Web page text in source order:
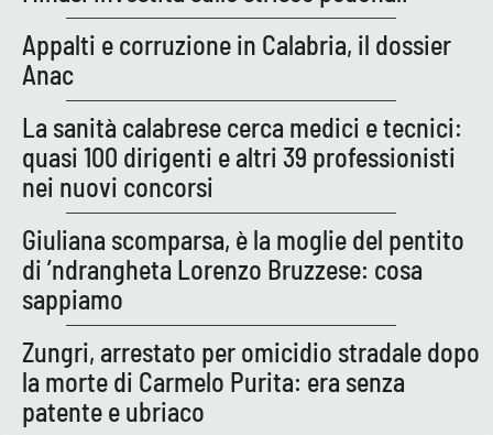
EDIZIONI
LOCALI
Catanzaro
Crotone
Vibo Valentia
Reggio Calabria
Cosenza
Lamezia Terme
Appalti e corruzione in Calabria, il dossier
Anac
La sanità calabrese cerca medici e tecnici:
quasi 100 dirigenti e altri 39 professionisti
nei nuovi concorsi
Giuliana scomparsa, è la moglie del pentito
di ’ndrangheta Lorenzo Bruzzese: cosa
sappiamo
Zungri, arrestato per omicidio stradale dopo
la morte di Carmelo Purita: era senza
patente e ubriaco